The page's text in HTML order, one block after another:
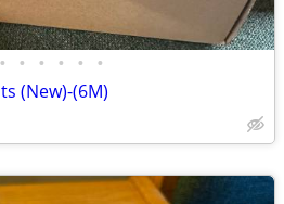
• • • • • •
(New)-(6M)